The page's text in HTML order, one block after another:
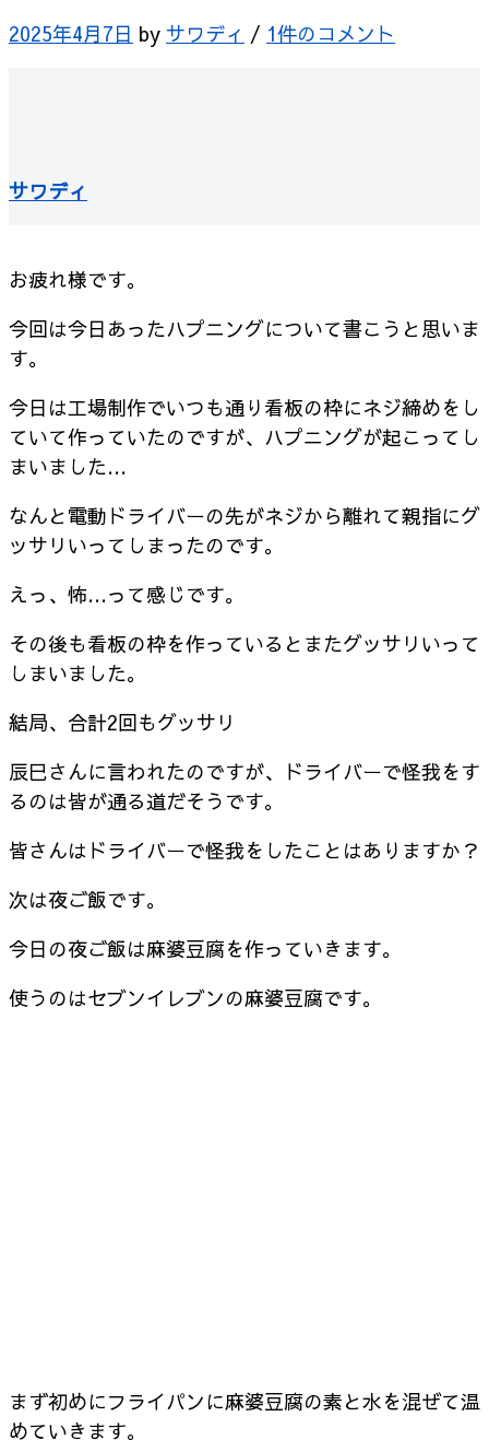
2025年4月7日 by サワディ / 1件のコメント
サワディ
お疲れ様です。
今回は今日あったハプニングについて書こうと思いま
す。
今日は工場制作でいつも通り看板の枠にネジ締めをし
ていて作っていたのですが、ハプニングが起こってし
まいました…
なんと電動ドライバーの先がネジから離れて親指にグ
ッサリいってしまったのです。
えっ、怖…って感じです。
その後も看板の枠を作っているとまたグッサリいって
しまいました。
結局、合計2回もグッサリ
辰巳さんに言われたのですが、ドライバーで怪我をす
るのは皆が通る道だそうです。
皆さんはドライバーで怪我をしたことはありますか？
次は夜ご飯です。
今日の夜ご飯は麻婆豆腐を作っていきます。
使うのはセブンイレブンの麻婆豆腐です。
まず初めにフライパンに麻婆豆腐の素と水を混ぜて温
めていきます。